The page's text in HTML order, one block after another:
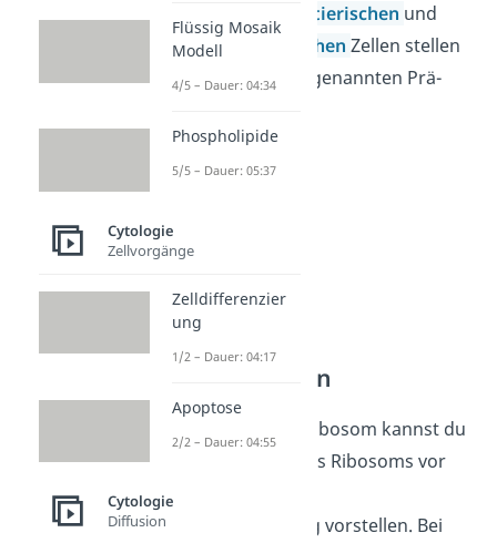
tierischen und
auch den
pflanzlichenZellen stellen
die Nucleoli die sogenannten Prä-
Prä-Ribosomen
Unter einem Prä-Ribosom kannst du
dir den Zustand des Ribosoms vor
seiner endgültigen
Zusammensetzung vorstellen. Bei
Flüssig Mosaik
Modell
4/5 – Dauer: 04:34
Phospholipide
5/5 – Dauer: 05:37
Cytologie
Zellvorgänge
Zelldifferenzier
ung
1/2 – Dauer: 04:17
Apoptose
2/2 – Dauer: 04:55
Cytologie
Diffusion